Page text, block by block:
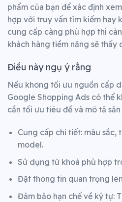
phẩm của bạn để xác định
hợp với truy vấn tìm kiếm hay
cung cấp càng phù hợp thì
khách hàng tiềm năng sẽ thấy
Điều này ngụ ý rằng
Nếu không tối ưu nguồn cấp
Google Shopping Ads có thể
cần tối ưu tiêu đề và mô tả sản
Cung cấp chi tiết: màu sắc,
model.
Sử dụng từ khoá phù hợp
Đặt thông tin quan trọng
Đảm bảo hạn chế về ký tự: